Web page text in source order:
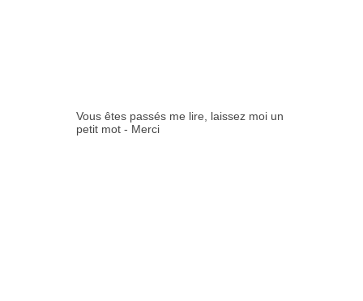
Vous êtes passés me lire, laissez moi un
petit mot - Merci